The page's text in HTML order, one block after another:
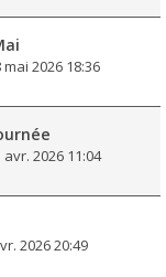
mai 2026 18:36
avr. 2026 11:04
2026 20:49